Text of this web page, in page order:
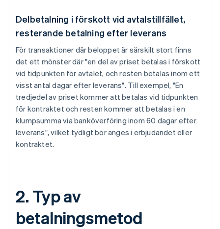
Delbetalning i förskott vid avtalstillfället,
resterande betalning efter leverans
För transaktioner där beloppet är särskilt stort finns
det ett mönster där "en del av priset betalas i förskott
vid tidpunkten för avtalet, och resten betalas inom ett
visst antal dagar efter leverans". Till exempel, "En
tredjedel av priset kommer att betalas vid tidpunkten
för kontraktet och resten kommer att betalas i en
klumpsumma via banköverföring inom 60 dagar efter
leverans", vilket tydligt bör anges i erbjudandet eller
kontraktet.
2. Typ av
betalningsmetod